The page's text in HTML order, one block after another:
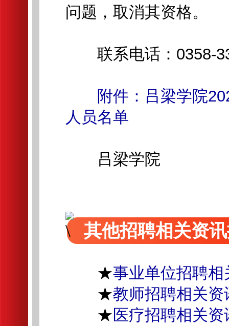
问题，取消其资格。
联系电话：0358-
附件：吕梁学院
人员名单
吕梁学院
其他招聘相关资
★事业单位招聘相
★教师招聘相关资
★医疗招聘相关资